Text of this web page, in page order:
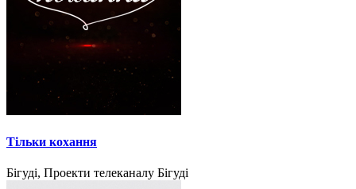
Тільки кохання
Бігуді, Проекти телеканалу Бігуді